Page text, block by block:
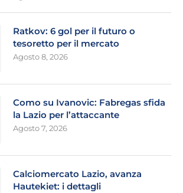
Ratkov: 6 gol per il futuro o
tesoretto per il mercato
Agosto 8, 2026
Como su Ivanovic: Fabregas sfida
la Lazio per l’attaccante
Agosto 7, 2026
Calciomercato Lazio, avanza
Hautekiet: i dettagli